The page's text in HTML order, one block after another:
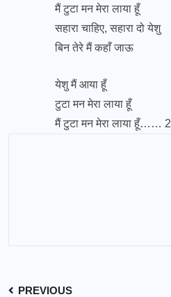
मैं टुटा मन मेरा लाया हूँ
सहारा चाहिए, सहारा दो येशु
बिन तेरे मैं कहाँ जाऊ
येशु मैं आया हूँ
टुटा मन मेरा लाया हूँ
मैं टुटा मन मेरा लाया हूँ…… 2
PREVIOUS